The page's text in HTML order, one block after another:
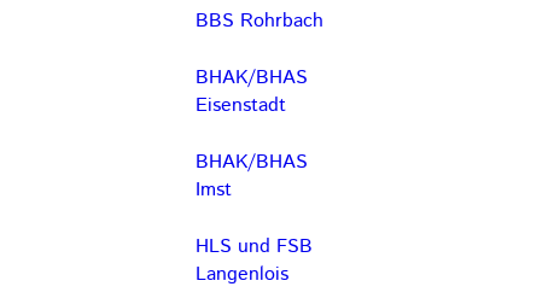
BBS Rohrbach
BHAK/BHAS
Eisenstadt
BHAK/BHAS
Imst
HLS und FSB
Langenlois